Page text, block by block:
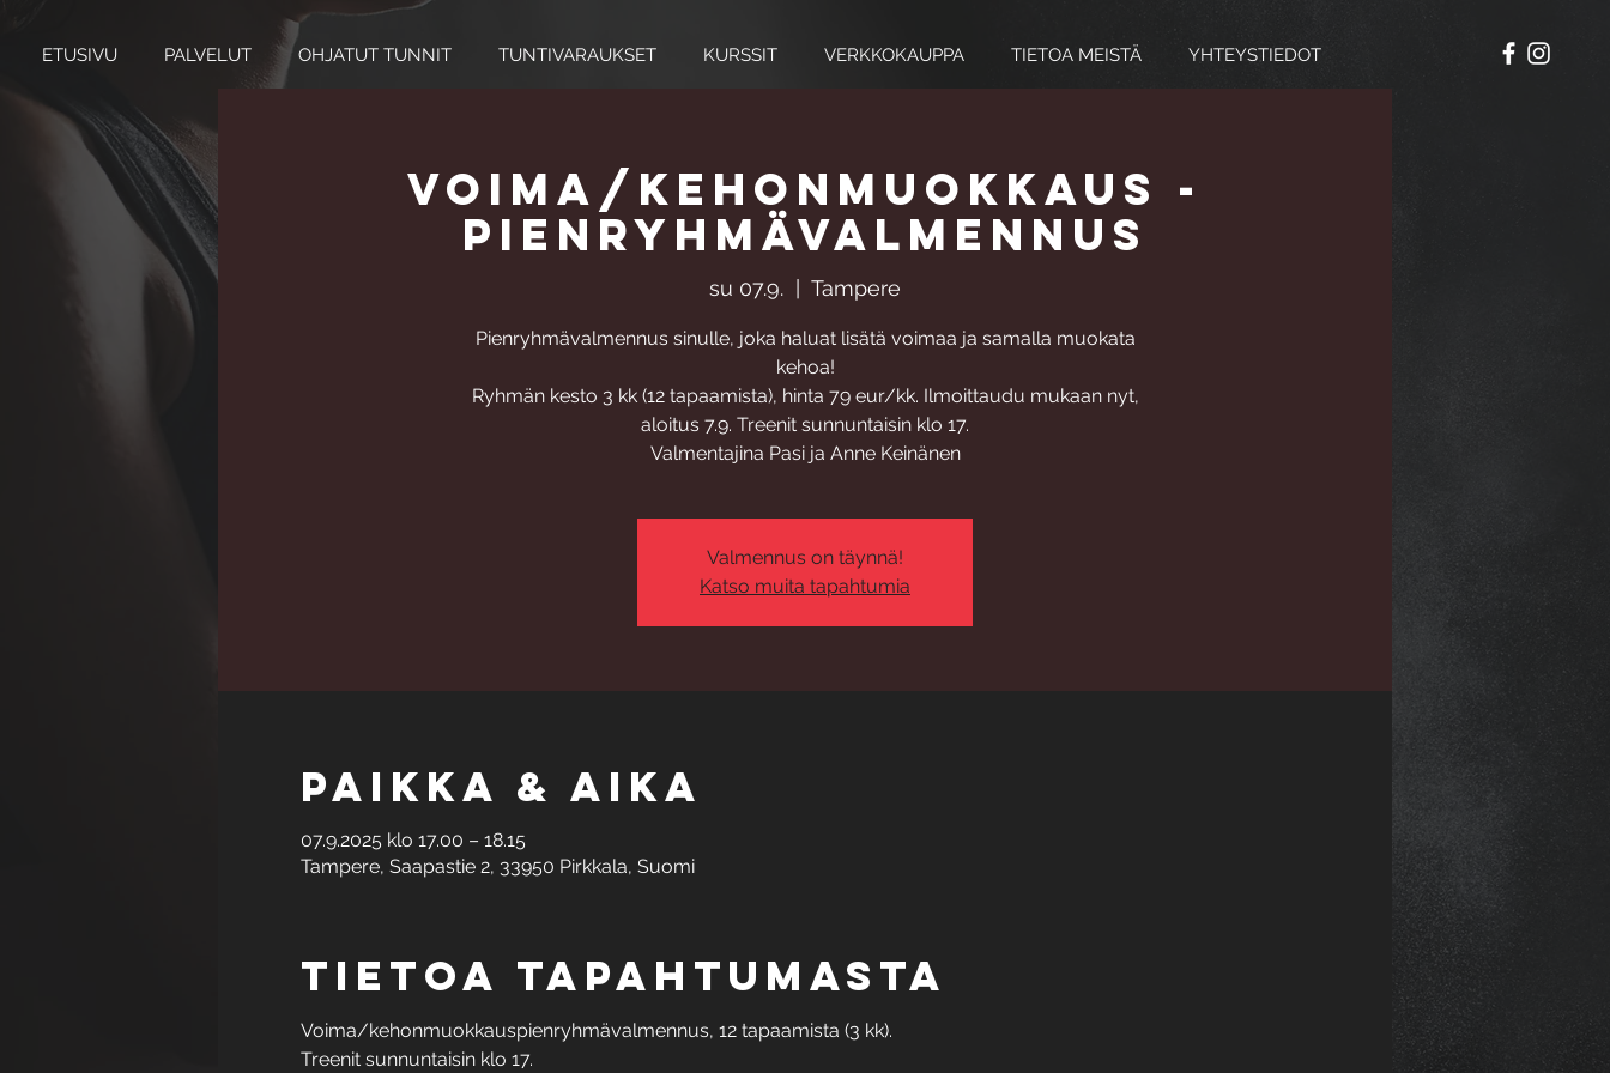
ETUSIVU PALVELUT OHJATUT TUNNIT TUNTIVARAUKSET KURSSIT VERKKOKAUPPA TIETOA MEISTÄ YHTEYSTIEDOT
Voima/kehonmuokkaus -
pienryhmävalmennus
su 07.9.
  |
Tampere
Pienryhmävalmennus sinulle, joka haluat lisätä voimaa ja samalla muokata
kehoa!
Ryhmän kesto 3 kk (12 tapaamista), hinta 79 eur/kk. Ilmoittaudu mukaan nyt,
aloitus 7.9. Treenit sunnuntaisin klo 17.
Valmentajina Pasi ja Anne Keinänen
Valmennus on täynnä!
Katso muita tapahtumia
Paikka & aika
07.9.2025 klo 17.00 – 18.15
Tampere, Saapastie 2, 33950 Pirkkala, Suomi
Tietoa tapahtumasta
Voima/kehonmuokkauspienryhmävalmennus, 12 tapaamista (3 kk).
Treenit sunnuntaisin klo 17.